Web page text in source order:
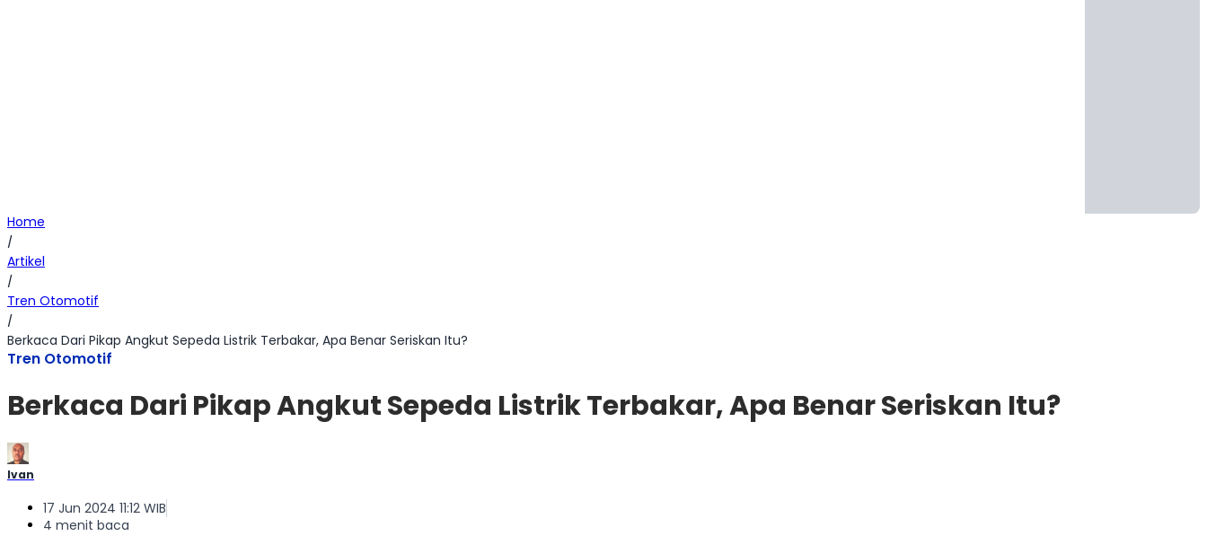
Home
/
Artikel
/
Tren Otomotif
/
Berkaca Dari Pikap Angkut Sepeda Listrik Terbakar, Apa Benar Seriskan Itu?
Tren Otomotif
Berkaca Dari Pikap Angkut Sepeda Listrik Terbakar, Apa Benar Seriskan Itu?
Ivan
17 Jun 2024 11:12 WIB
4 menit baca